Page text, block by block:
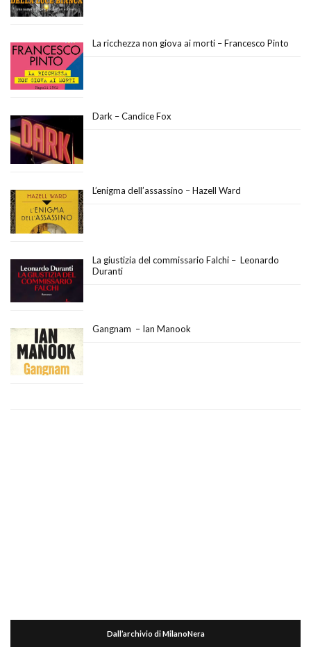
La ricchezza non giova ai morti – Francesco Pinto
Dark – Candice Fox
L’enigma dell’assassino – Hazell Ward
La giustizia del commissario Falchi – Leonardo
Duranti
Gangnam – Ian Manook
Dall’archivio di MilanoNera